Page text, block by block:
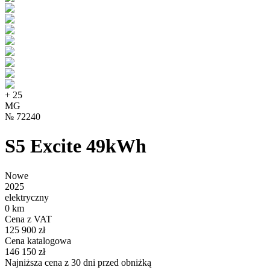
+ 25
MG
№ 72240
S5 Excite 49kWh
Nowe
2025
elektryczny
0 km
Cena z VAT
125 900 zł
Cena katalogowa
146 150 zł
Najniższa cena z 30 dni przed obniżką